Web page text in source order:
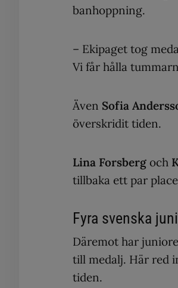
banhoppning.
– Ekipaget tog
Vi får hålla
Även Sofia
överskridit tiden.
Lina Forsberg och
tillbaka ett par
Fyra svenska
Däremot har
till medalj. Här red
tiden.